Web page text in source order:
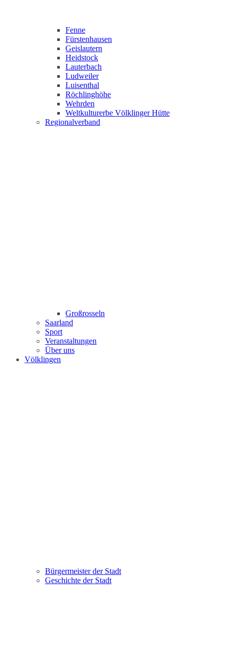
Fenne
Fürstenhausen
Geislautern
Heidstock
Lauterbach
Ludweiler
Luisenthal
Röchlinghöhe
Wehrden
Weltkulturerbe Völklinger Hütte
Regionalverband
Großrosseln
Saarland
Sport
Veranstaltungen
Über uns
Völklingen
Bürgermeister der Stadt
Geschichte der Stadt